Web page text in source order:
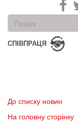
Пошукова
форма
Пошук
СПІВПРАЦЯ
До списку новин
На головну сторінку